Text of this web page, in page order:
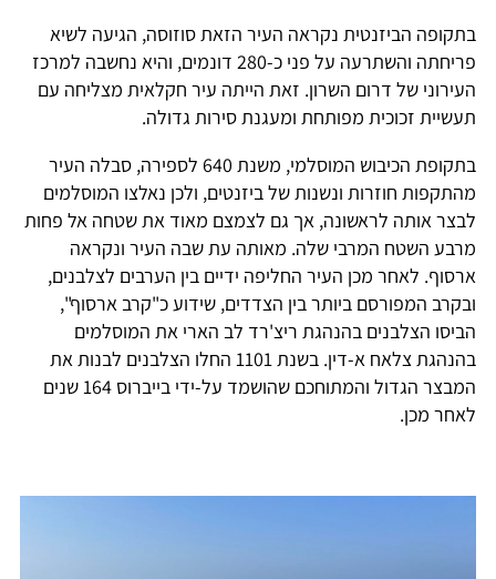
בתקופה הביזנטית נקראה העיר הזאת סוזוסה, הגיעה לשיא
פריחתה והשתרעה על פני כ-280 דונמים, והיא נחשבה למרכז
העירוני של דרום השרון. זאת הייתה עיר חקלאית מצליחה עם
תעשיית זכוכית מפותחת ומעגנת סירות גדולה.
בתקופת הכיבוש המוסלמי, משנת 640 לספירה, סבלה העיר
מהתקפות חוזרות ונשנות של ביזנטים, ולכן נאלצו המוסלמים
לבצר אותה לראשונה, אך גם לצמצם מאוד את שטחה אל פחות
מרבע השטח המרבי שלה. מאותה עת שבה העיר ונקראה
ארסוף. לאחר מכן העיר החליפה ידיים בין הערבים לצלבנים,
ובקרב המפורסם ביותר בין הצדדים, שידוע כ"קרב ארסוף",
הביסו הצלבנים בהנהגת ריצ'רד לב הארי את המוסלמים
בהנהגת צלאח א-דין. בשנת 1101 החלו הצלבנים לבנות את
המבצר הגדול והמתוחכם שהושמד על-ידי בייברוס 164 שנים
לאחר מכן.